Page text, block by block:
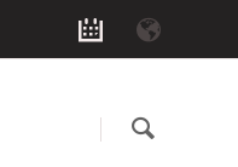
überspringen